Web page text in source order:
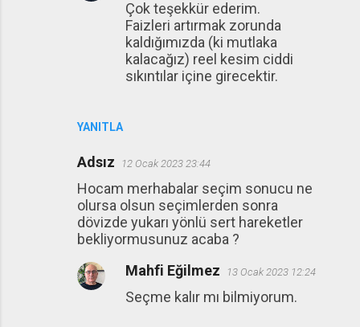
YANITLA
Çok teşekkür ederim.
Faizleri artırmak zorunda
kaldığımızda (ki mutlaka
kalacağız) reel kesim ciddi
sıkıntılar içine girecektir.
Adsız 12 Ocak 2023 23:44
Hocam merhabalar seçim sonucu ne
olursa olsun seçimlerden sonra
dövizde yukarı yönlü sert hareketler
bekliyormusunuz acaba ?
Mahfi Eğilmez 13 Ocak 2023 12:24
Seçme kalır mı bilmiyorum.